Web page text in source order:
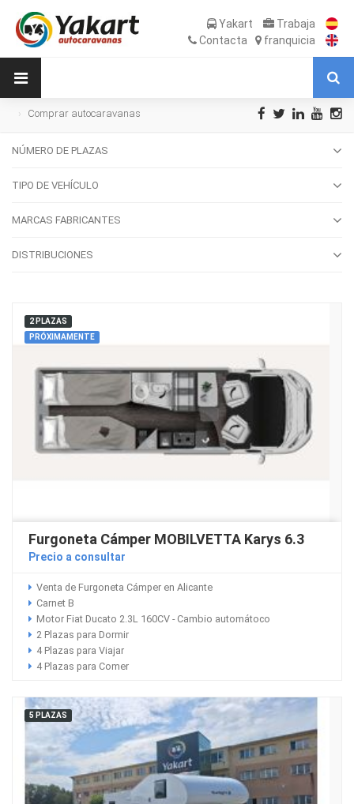
Yakart
Trabaja
Contacta
franquicia
Comprar autocaravanas
NÚMERO DE PLAZAS
TIPO DE VEHÍCULO
MARCAS FABRICANTES
DISTRIBUCIONES
2 PLAZAS
PRÓXIMAMENTE
Furgoneta Cámper MOBILVETTA Karys 6.3
Precio a consultar
Venta de Furgoneta Cámper en Alicante
Carnet B
Motor Fiat Ducato 2.3L 160CV - Cambio automátoco
2 Plazas para Dormir
4 Plazas para Viajar
4 Plazas para Comer
5 PLAZAS